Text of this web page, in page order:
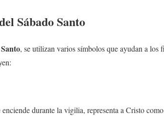
Sábado Santo
, se utilizan varios símbolos que ayudan a los
durante la vigilia, representa a Cristo